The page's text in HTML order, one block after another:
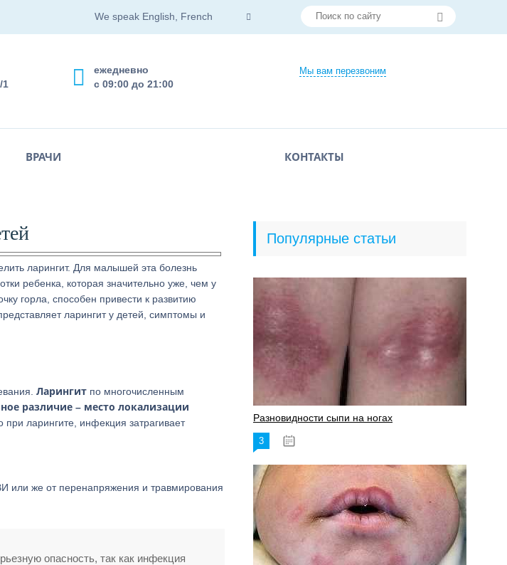
We speak English, French
Мы вам перезвоним
ежедневно
с 09:00 до 21:00
1
ВРАЧИ КОНТАКТЫ
ларингит. Для малышей эта болезнь
ребенка, которая значительно уже, чем у
горла, способен привести к развитию
ларингит у детей, симптомы и
Ларингит по многочисленным
различие – место локализации
при ларингите, инфекция затрагивает
или же от перенапряжения и травмирования
опасность, так как инфекция
Популярные статьи
Разновидности сыпи на ногах
3